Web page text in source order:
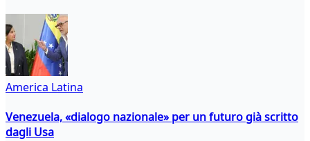
America Latina
Venezuela, «dialogo nazionale» per un futuro già scritto
dagli Usa